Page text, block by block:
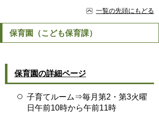
一覧の先頭にもどる
保育園（こども保育課）
保育園の詳細ページ
子育てルーム⇒毎月第2・第3火曜
日午前10時から午前11時